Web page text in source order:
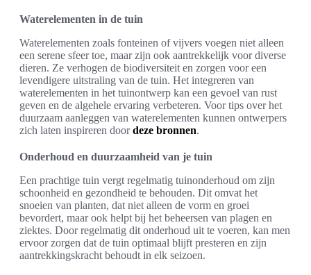
Waterelementen in de tuin
Waterelementen zoals fonteinen of vijvers voegen niet alleen
een serene sfeer toe, maar zijn ook aantrekkelijk voor diverse
dieren. Ze verhogen de biodiversiteit en zorgen voor een
levendigere uitstraling van de tuin. Het integreren van
waterelementen in het tuinontwerp kan een gevoel van rust
geven en de algehele ervaring verbeteren. Voor tips over het
duurzaam aanleggen van waterelementen kunnen ontwerpers
zich laten inspireren doordeze bronnen.
Onderhoud en duurzaamheid van je tuin
Een prachtige tuin vergt regelmatig tuinonderhoud om zijn
schoonheid en gezondheid te behouden. Dit omvat het
snoeien van planten, dat niet alleen de vorm en groei
bevordert, maar ook helpt bij het beheersen van plagen en
ziektes. Door regelmatig dit onderhoud uit te voeren, kan men
ervoor zorgen dat de tuin optimaal blijft presteren en zijn
aantrekkingskracht behoudt in elk seizoen.